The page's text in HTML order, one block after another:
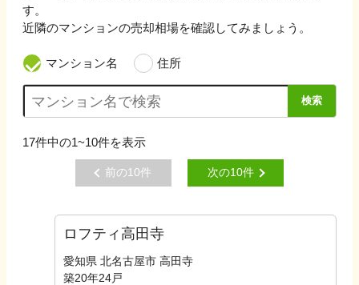
す。
近隣のマンションの売却相場を確認してみましょう。
マンション名 住所
検索
17件中の1~10件を表示
前の10件 次の10件
ロフティ高田寺
愛知県 北名古屋市 高田寺
築20年24戸